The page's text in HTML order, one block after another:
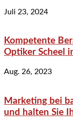
Juli 23, 2024
Kompetente
Optiker Scheel
Aug. 26, 2023
Marketing bei
und halten Sie